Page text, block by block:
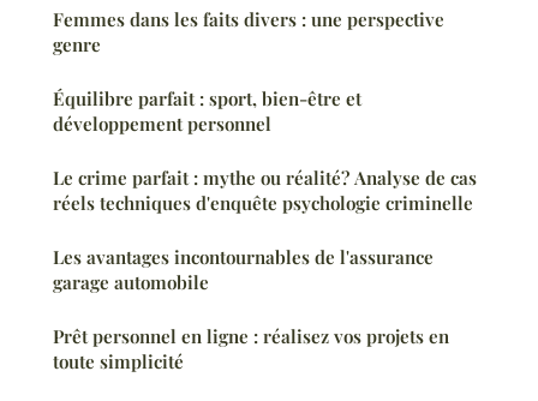
Femmes dans les faits divers : une perspective
genre
Équilibre parfait : sport, bien-être et
développement personnel
Le crime parfait : mythe ou réalité? Analyse de cas
réels techniques d'enquête psychologie criminelle
Les avantages incontournables de l'assurance
garage automobile
Prêt personnel en ligne : réalisez vos projets en
toute simplicité